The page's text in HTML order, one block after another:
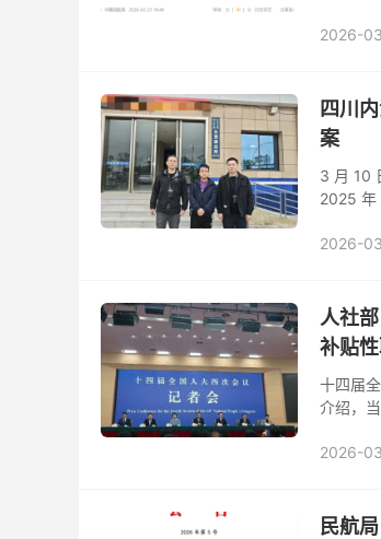
2026-
四川
案
3 月 10
2025 年
2026-
人社
补贴
十四届
介绍，
2026-
民航